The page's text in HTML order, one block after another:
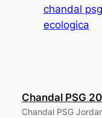
chandal psg
ecologica
Chandal PSG
Chandal PSG